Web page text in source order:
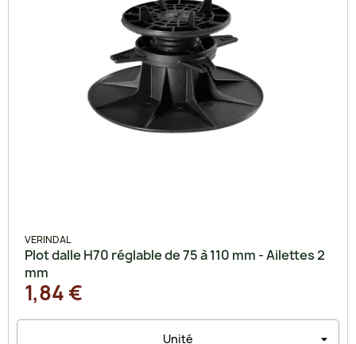
VERINDAL
Plot dalle H70 réglable de 75 à 110 mm - Ailettes 2
mm
1,84 €